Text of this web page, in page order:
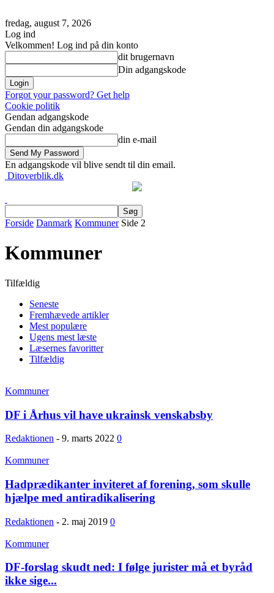
fredag, august 7, 2026
Log ind
Velkommen! Log ind på din konto
dit brugernavn
Din adgangskode
Forgot your password? Get help
Cookie politik
Gendan adgangskode
Gendan din adgangskode
din e-mail
En adgangskode vil blive sendt til din email.
Ditoverblik.dk
Forside Danmark Kommuner Side 2
Kommuner
Tilfældig
Seneste
Fremhævede artikler
Mest populære
Ugens mest læste
Læsernes favoritter
Tilfældig
Kommuner
DF i Århus vil have ukrainsk venskabsby
Redaktionen - 9. marts 2022 0
Kommuner
Hadprædikanter inviteret af forening, som skulle
hjælpe med antiradikalisering
Redaktionen - 2. maj 2019 0
Kommuner
DF-forslag skudt ned: I følge jurister må et byråd
ikke sige...